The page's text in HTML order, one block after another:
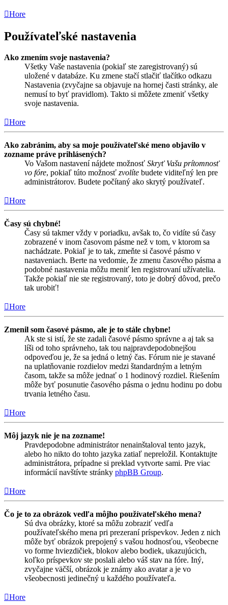
Hore
Používateľské nastavenia
Ako zmením svoje nastavenia?
Všetky Vaše nastavenia (pokiaľ ste zaregistrovaný) sú
uložené v databáze. Ku zmene stačí stlačiť tlačítko odkazu
Nastavenia (zvyčajne sa objavuje na hornej časti stránky, ale
nemusí to byť pravidlom). Takto si môžete zmeniť všetky
svoje nastavenia.
Hore
Ako zabránim, aby sa moje používateľské meno objavilo v
zozname práve prihlásených?
Vo Vašom nastavení nájdete možnosť Skryť Vašu prítomnosť
vo fóre, pokiaľ túto možnosť zvolíte budete viditeľný len pre
administrátorov. Budete počítaný ako skrytý používateľ.
Hore
Časy sú chybné!
Časy sú takmer vždy v poriadku, avšak to, čo vidíte sú časy
zobrazené v inom časovom pásme než v tom, v ktorom sa
nachádzate. Pokiaľ je to tak, zmeňte si časové pásmo v
nastaveniach. Berte na vedomie, že zmenu časového pásma a
podobné nastavenia môžu meniť len registrovaní užívatelia.
Takže pokiaľ nie ste registrovaný, toto je dobrý dôvod, prečo
tak urobiť!
Hore
Zmenil som časové pásmo, ale je to stále chybne!
Ak ste si istí, že ste zadali časové pásmo správne a aj tak sa
líši od toho správneho, tak tou najpravdepodobnejšou
odpoveďou je, že sa jedná o letný čas. Fórum nie je stavané
na uplatňovanie rozdielov medzi štandardným a letným
časom, takže sa môže jednať o 1 hodinový rozdiel. Riešením
môže byť posunutie časového pásma o jednu hodinu po dobu
trvania letného času.
Hore
Môj jazyk nie je na zozname!
Pravdepodobne administrátor nenainštaloval tento jazyk,
alebo ho nikto do tohto jazyka zatiaľ nepreložil. Kontaktujte
administrátora, prípadne si preklad vytvorte sami. Pre viac
informácií navštívte stránky phpBB Group.
Hore
Čo je to za obrázok vedľa môjho používateľského mena?
Sú dva obrázky, ktoré sa môžu zobraziť vedľa
používateľského mena pri prezeraní príspevkov. Jeden z nich
môže byť obrázok prepojený s vašou hodnosťou, všeobecne
vo forme hviezdičiek, blokov alebo bodiek, ukazujúcich,
koľko príspevkov ste poslali alebo váš stav na fóre. Iný,
zvyčajne väčší, obrázok je známy ako avatar a je vo
všeobecnosti jedinečný u každého používateľa.
Hore